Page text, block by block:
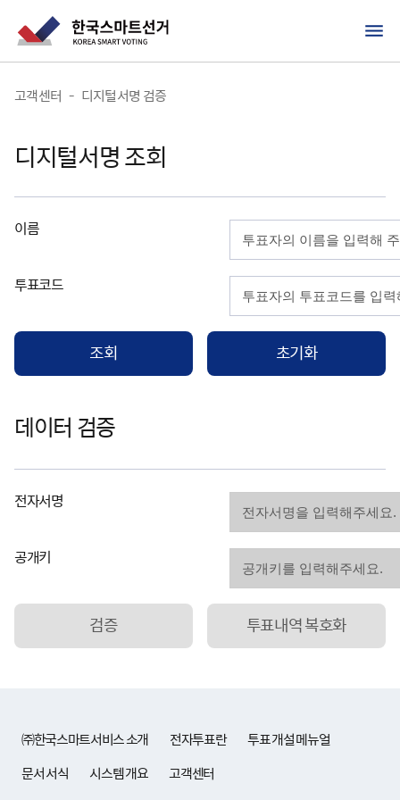
고객센터 - 디지털서명 검증
디지털서명 조회
이름
투표코드
조회 초기화
데이터 검증
전자서명
공개키
검증 투표내역 복호화
㈜한국스마트서비스 소개 전자투표란
투표 개설 메뉴얼
문서 서식
시스템 개요 고객센터